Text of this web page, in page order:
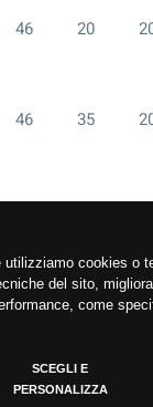
utilizziamo cookies o
del sito,
come
SCEGLI E
PERSONALIZZA
46 20
46 35
46 45
46 55
46 65